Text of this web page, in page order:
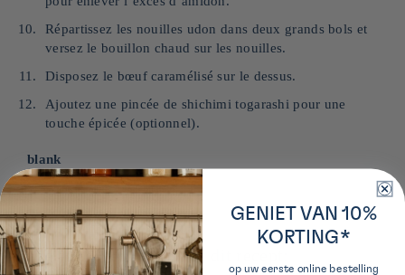
Répartissez les nouilles udon dans deux grands bols et
versez le bouillon chaud sur les nouilles.
Disposez le bœuf caramélisé sur le dessus.
Ajoutez une pincée de shichimi togarashi pour une
touche épicée (optionnel).
blank
Onze aanbevelingen voor dit recept:
GENIET VAN 10%
KORTING*
op uw eerste online bestelling